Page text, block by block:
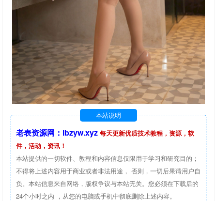
本站说明
老表资源网：lbzyw.xyz 每天更新优质技术教程，资源，软
件，活动，资讯！
本站提供的一切软件、教程和内容信息仅限用于学习和研究目的；
不得将上述内容用于商业或者非法用途， 否则，一切后果请用户自
负。本站信息来自网络，版权争议与本站无关。您必须在下载后的
24个小时之内 ，从您的电脑或手机中彻底删除上述内容。